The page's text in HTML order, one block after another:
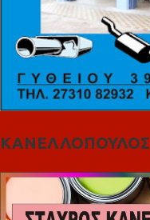
ΚΑΝΕΛΛΟΠΟΥΛΟΣ